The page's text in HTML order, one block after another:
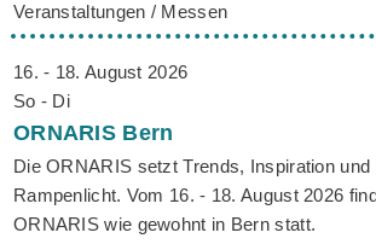
Veranstaltungen / Messen
16. - 18. August 2026
So - Di
ORNARIS Bern
Die ORNARIS setzt Trends, Inspiration und
Rampenlicht. Vom 16. - 18. August 2026
ORNARIS wie gewohnt in Bern statt.